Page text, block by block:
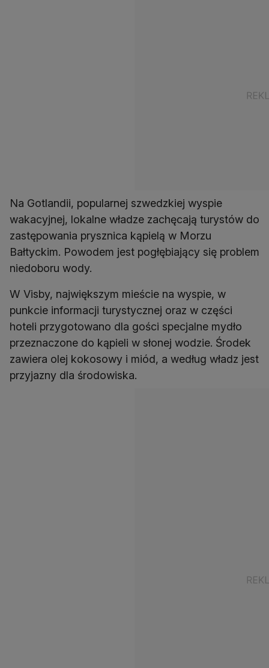
Na Gotlandii, popularnej szwedzkiej wyspie
wakacyjnej, lokalne władze zachęcają turystów do
zastępowania prysznica kąpielą w Morzu
Bałtyckim. Powodem jest pogłębiający się problem
niedoboru wody.
W Visby, największym mieście na wyspie, w
punkcie informacji turystycznej oraz w części
hoteli przygotowano dla gości specjalne mydło
przeznaczone do kąpieli w słonej wodzie. Środek
zawiera olej kokosowy i miód, a według władz jest
przyjazny dla środowiska.